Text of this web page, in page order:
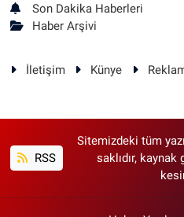
Son Dakika Haberleri
Haber Arşivi
İletişim Künye
RSS
Sitemizdeki tüm
saklıdır,